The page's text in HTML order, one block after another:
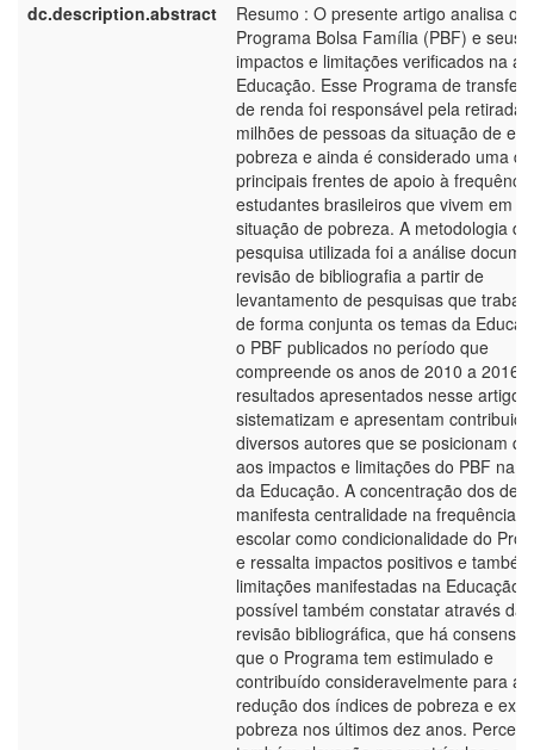
dc.description.abstract
Resumo : O presente artigo analisa o
Programa Bolsa Família (PBF) e seus
impactos e limitações verificados na
Educação. Esse Programa de
de renda foi responsável pela retirada
milhões de pessoas da situação de
pobreza e ainda é considerado uma
principais frentes de apoio à
estudantes brasileiros que vivem em
situação de pobreza. A metodologia de
pesquisa utilizada foi a análise
revisão de bibliografia a partir de
levantamento de pesquisas que
de forma conjunta os temas da
o PBF publicados no período que
compreende os anos de 2010 a 2016.
resultados apresentados nesse artigo
sistematizam e apresentam
diversos autores que se posicionam
aos impactos e limitações do PBF na
da Educação. A concentração dos
manifesta centralidade na frequência
escolar como condicionalidade do
e ressalta impactos positivos e
limitações manifestadas na Educação.
possível também constatar através da
revisão bibliográfica, que há consenso
que o Programa tem estimulado e
contribuído consideravelmente para a
redução dos índices de pobreza e
pobreza nos últimos dez anos.